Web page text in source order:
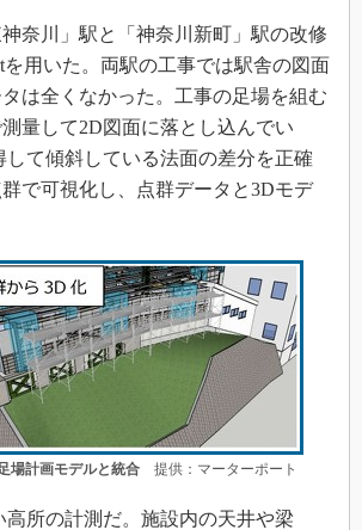
奈川」駅と「神奈川新町」駅の改修
用いた。両駅の工事では駅舎の図面
は全くなかった。工事の足場を組む
量して2D図面に落とし込んでい
して傾斜している法面の差分を正確
で可視化し、点群データと3Dモデ
場計画モデルと統合提供：マーターポート
所の計測だ。施設内の天井や梁